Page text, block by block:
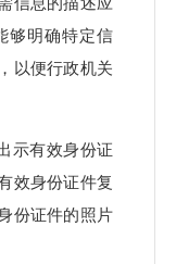
够明确特定信
以便行政机关
示有效身份证
效身份证件复
份证件的照片